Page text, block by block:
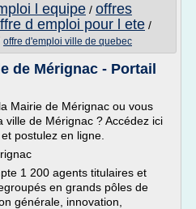
l equipe / offres
d emploi pour l ete /
offre d'emploi ville de quebec
de Mérignac - Portail
Mairie de Mérignac ou vous
ville de Mérignac ? Accédez ici
postulez en ligne.
1 200 agents titulaires et
en grands pôles de
générale, innovation,